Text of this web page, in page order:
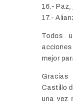
16.-
17.-
Todos
mejor
Gracias
Castillo
una vez